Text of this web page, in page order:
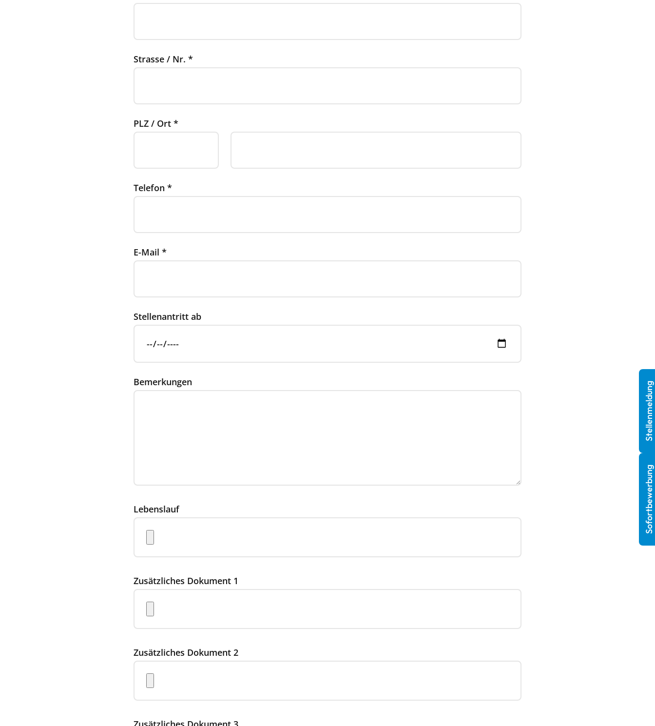
Strasse / Nr. *
PLZ / Ort *
Telefon *
E-Mail *
Stellenantritt ab
Bemerkungen
Lebenslauf
Zusätzliches Dokument 1
Zusätzliches Dokument 2
Sofortbewerbung
Stellenmeldung